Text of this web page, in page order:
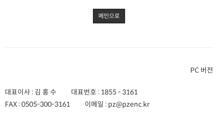
메인으로
PC 버전
대표이사 : 김 홍 수 대표번호 : 1855 - 3161
FAX :0505-300-3161 이메일 : pz@pzenc.kr